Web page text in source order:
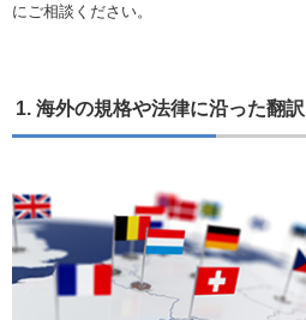
にご相談ください。
1. 海外の規格や法律に沿った翻訳